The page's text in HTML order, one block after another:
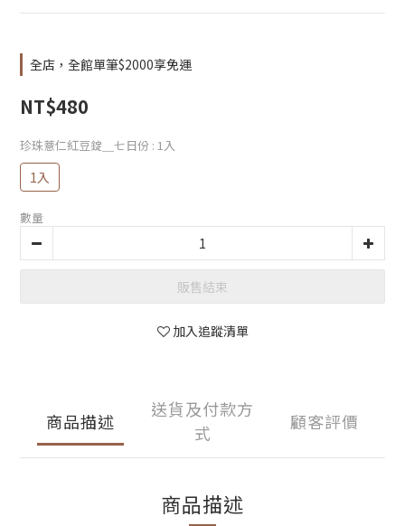
全店，全館單筆$2000享免運
NT$480
珍珠薏仁紅豆錠＿七日份 : 1入
1入
數量
販售結束
加入追蹤清單
商品描述
送貨及付款方
式
顧客評價
商品描述